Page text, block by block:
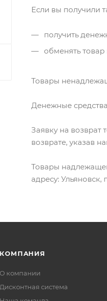
Если вы получили
получить
обменять
Товары
Денежные
Заявку на возврат
возврате, указав
Товары
адресу:
КОМПАНИЯ
О компании
Дисконтная система